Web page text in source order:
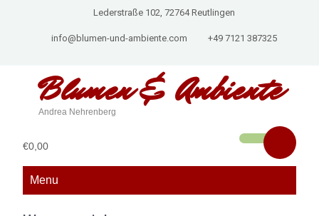
Lederstraße 102, 72764 Reutlingen
info@blumen-und-ambiente.com +49 7121 387325
Blumen &Ambiente
Andrea Nehrenberg
€0,00
Menu